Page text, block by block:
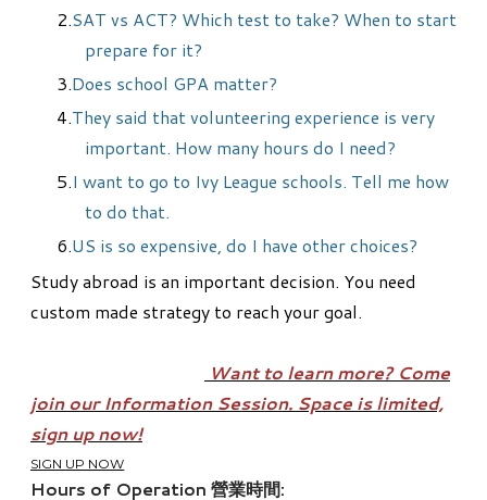
SAT vs ACT? Which test to take? When to start
prepare for it?
Does school GPA matter?
They said that volunteering experience is very
important. How many hours do I need?
I want to go to Ivy League schools. Tell me how
to do that.
US is so expensive, do I have other choices?
Study abroad is an important decision. You need
custom made strategy to reach your goal.
Want to learn more? Come
join our Information Session. Space is limited,
sign up now!
SIGN UP NOW
Hours of Operation 營業時間: